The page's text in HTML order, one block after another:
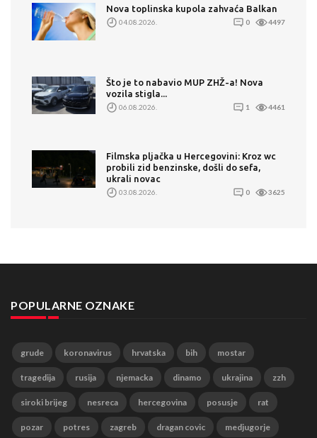
Nova toplinska kupola zahvaća Balkan
04.08.2026. 0 4497
Što je to nabavio MUP ZHŽ-a! Nova
vozila stigla...
06.08.2026. 1 4461
Filmska pljačka u Hercegovini: Kroz wc
probili zid benzinske, došli do sefa,
ukrali novac
03.08.2026. 0 3625
POPULARNE OZNAKE
grude koronavirus hrvatska bih mostar
tragedija rusija njemacka dinamo ukrajina zzh
siroki brijeg nesreca hercegovina posusje rat
pozar potres zagreb dragan covic medjugorje